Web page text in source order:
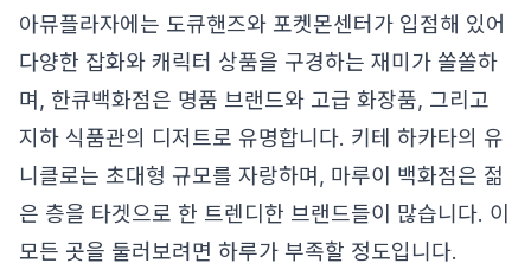
아뮤플라자에는 도큐핸즈와 포켓몬센터가 입점해 있어
다양한 잡화와 캐릭터 상품을 구경하는 재미가 쏠쏠하
며, 한큐백화점은 명품 브랜드와 고급 화장품, 그리고
지하 식품관의 디저트로 유명합니다. 키테 하카타의 유
니클로는 초대형 규모를 자랑하며, 마루이 백화점은 젊
은 층을 타겟으로 한 트렌디한 브랜드들이 많습니다. 이
모든 곳을 둘러보려면 하루가 부족할 정도입니다.